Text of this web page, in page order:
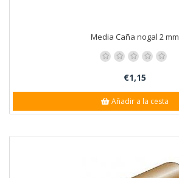
Media Caña nogal 2 mm
€1,15
Añadir a la cesta